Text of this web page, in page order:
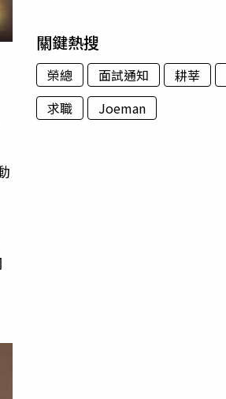
關鍵熱搜
榮總 面試通知 耕莘
求職
Joeman